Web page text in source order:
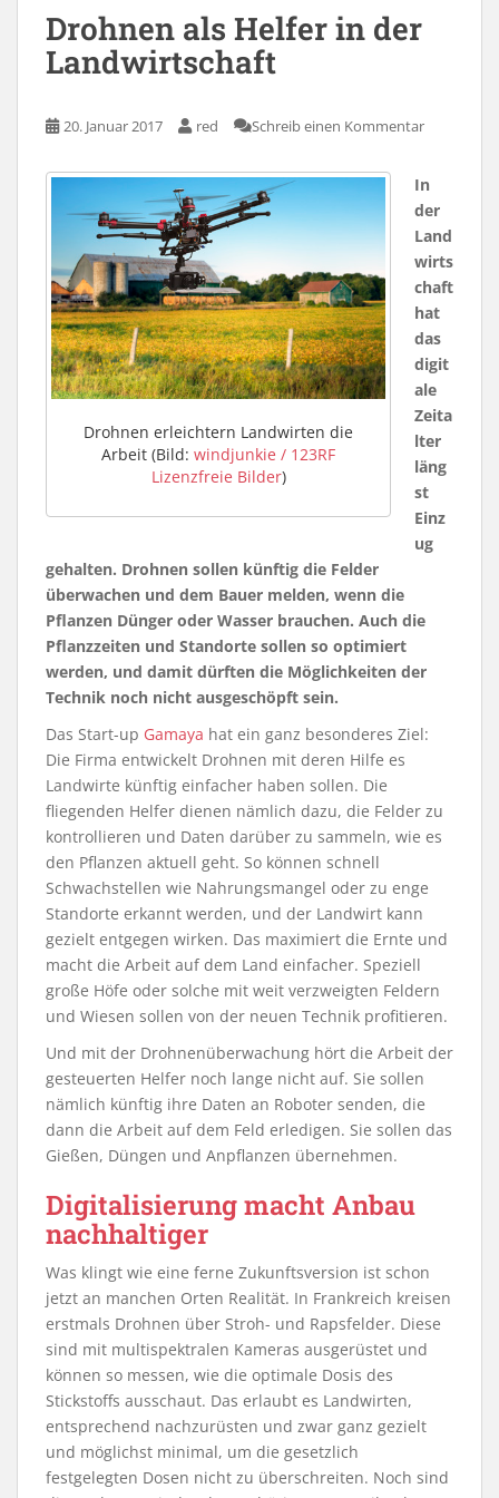
Drohnen als Helfer in der
Landwirtschaft
20. Januar 2017 red Schreib einen Kommentar
Drohnen erleichtern Landwirten die
Arbeit (Bild: windjunkie / 123RF
Lizenzfreie Bilder)
In
der
Land
wirts
chaft
hat
das
digit
ale
Zeita
lter
läng
st
Einz
ug
gehalten. Drohnen sollen künftig die Felder
überwachen und dem Bauer melden, wenn die
Pflanzen Dünger oder Wasser brauchen. Auch die
Pflanzzeiten und Standorte sollen so optimiert
werden, und damit dürften die Möglichkeiten der
Technik noch nicht ausgeschöpft sein.
Das Start-up Gamaya hat ein ganz besonderes Ziel:
Die Firma entwickelt Drohnen mit deren Hilfe es
Landwirte künftig einfacher haben sollen. Die
fliegenden Helfer dienen nämlich dazu, die Felder zu
kontrollieren und Daten darüber zu sammeln, wie es
den Pflanzen aktuell geht. So können schnell
Schwachstellen wie Nahrungsmangel oder zu enge
Standorte erkannt werden, und der Landwirt kann
gezielt entgegen wirken. Das maximiert die Ernte und
macht die Arbeit auf dem Land einfacher. Speziell
große Höfe oder solche mit weit verzweigten Feldern
und Wiesen sollen von der neuen Technik profitieren.
Und mit der Drohnenüberwachung hört die Arbeit der
gesteuerten Helfer noch lange nicht auf. Sie sollen
nämlich künftig ihre Daten an Roboter senden, die
dann die Arbeit auf dem Feld erledigen. Sie sollen das
Gießen, Düngen und Anpflanzen übernehmen.
Digitalisierung macht Anbau
nachhaltiger
Was klingt wie eine ferne Zukunftsversion ist schon
jetzt an manchen Orten Realität. In Frankreich kreisen
erstmals Drohnen über Stroh- und Rapsfelder. Diese
sind mit multispektralen Kameras ausgerüstet und
können so messen, wie die optimale Dosis des
Stickstoffs ausschaut. Das erlaubt es Landwirten,
entsprechend nachzurüsten und zwar ganz gezielt
und möglichst minimal, um die gesetzlich
festgelegten Dosen nicht zu überschreiten. Noch sind